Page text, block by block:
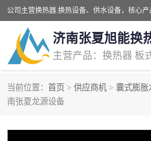
济南张夏旭能换
当前位置： 首页 > 供应商机 > 囊式膨胀
南张夏龙源设备
管壳式换热器
汽水换热机组